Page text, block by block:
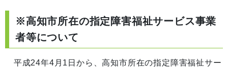
※高知市所在の指定障害福祉サービス事業
者等について
平成24年4月1日から、高知市所在の指定障害福祉サー